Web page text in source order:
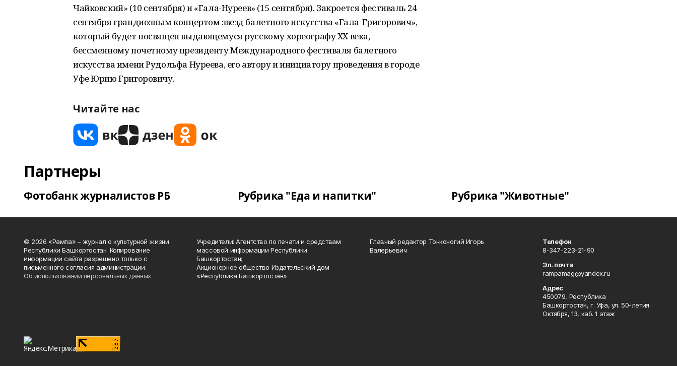
Чайковский» (10 сентября) и «Гала-Нуреев» (15 сентября). Закроется фестиваль 24
сентября грандиозным концертом звезд балетного искусства «Гала-Григорович»,
который будет посвящен выдающемуся русскому хореографу XX века,
бессменному почетному президенту Международного фестиваля балетного
искусства имени Рудольфа Нуреева, его автору и инициатору проведения в городе
Уфе Юрию Григоровичу.
Читайте нас
Партнеры
Фотобанк журналистов РБ Рубрика "Еда и напитки" Рубрика "Животные"
© 2026 «Рампа» – журнал о культурной жизни
Республики Башкортостан. Копирование
информации сайта разрешено только с
письменного согласия администрации.
Об использовании персональных данных
Учредители: Агентство по печати и средствам
массовой информации Республики
Башкортостан;
Акционерное общество Издательский дом
«Республика Башкортостан»
Главный редактор Тонконогий Игорь
Валерьевич
Телефон
8-347-223-21-90
Эл. почта
rampamag@yandex.ru
Адрес
450079, Республика
Башкортостан, г. Уфа, ул. 50-летия
Октября, 13, каб. 1 этаж